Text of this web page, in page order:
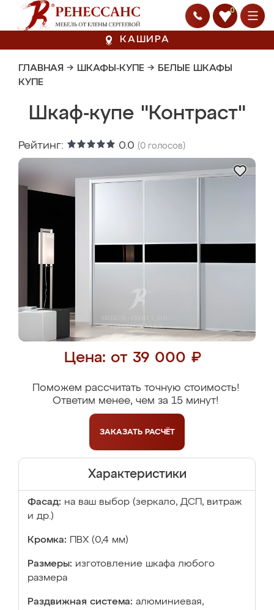
0
КАШИРА
ГЛАВНАЯ → ШКАФЫ-КУПЕ → БЕЛЫЕ ШКАФЫ
КУПЕ
Шкаф-купе "Контраст"
Рейтинг: 0.0 (0 голосов)
Цена: от 39 000 ₽
Поможем рассчитать точную стоимость!
Ответим менее, чем за 15 минут!
ЗАКАЗАТЬ РАСЧЁТ
Характеристики
Фасад: на ваш выбор (зеркало, ДСП, витраж
и др.)
Кромка: ПВХ (0,4 мм)
Размеры: изготовление шкафа любого
размера
Раздвижная система: алюминиевая,